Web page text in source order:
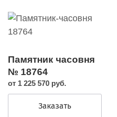
Памятник часовня
№ 18764
от 1 225 570 руб.
Заказать